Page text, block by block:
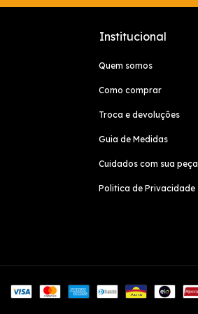
Institucional
Quem somos
Como comprar
Troca e devoluções
Guia de Medidas
Cuidados com sua peça
Politica de Privacidade